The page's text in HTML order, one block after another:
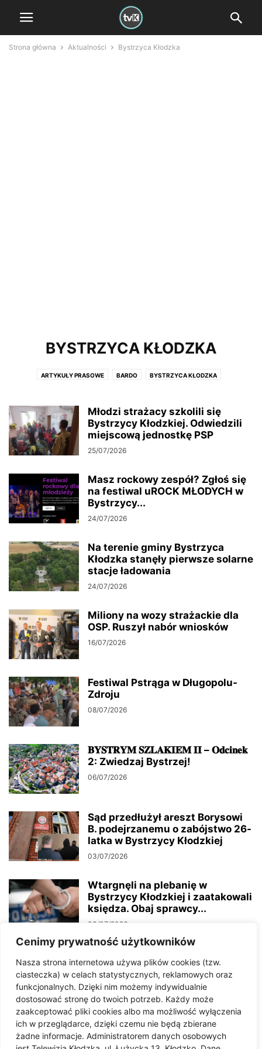
Cenimy prywatność użytkowników
Nasza strona internetowa używa plików cookies (tzw.
ciasteczka) w celach statystycznych, reklamowych oraz
funkcjonalnych. Dzięki nim możemy indywidualnie
dostosować stronę do twoich potrzeb. Każdy może
zaakceptować pliki cookies albo ma możliwość wyłączenia
ich w przeglądarce, dzięki czemu nie będą zbierane
żadne informacje. Administratorem danych osobowych
Strona główna Aktualności Bystrzyca Kłodzka
BYSTRZYCA KŁODZKA
ARTYKUŁY PRASOWE BARDO BYSTRZYCA KŁODZKA
GMINA STOSZOWICE
KUDOWA ZDRÓJ LĄDEK ZDRÓJ LEWIN KŁODZKI MIĘDZYGÓRZE
MIĘDZYLESIE NOWA RUDA POLANICA ZDRÓJ POWIAT KŁODZKI
POWÓDŹ 2024 RADKÓW
URZĄD PRACY WAŁBRZYSKA SPECJALNA STREFA EKONOMICZNA
ŻYCZENIA
Młodzi strażacy szkolili się
Bystrzycy Kłodzkiej. Odwiedzili
miejscową jednostkę PSP
25/07/2026
Masz rockowy zespół? Zgłoś się
na festiwal uROCK MŁODYCH w
Bystrzycy...
24/07/2026
Na terenie gminy Bystrzyca
Kłodzka stanęły pierwsze solarne
stacje ładowania
24/07/2026
Miliony na wozy strażackie dla
OSP. Ruszył nabór wniosków
16/07/2026
Festiwal Pstrąga w Długopolu-
Zdroju
08/07/2026
𝐁𝐘𝐒𝐓𝐑𝐘𝐌 𝐒𝐙𝐋𝐀𝐊𝐈𝐄𝐌 𝐈𝐈 – 𝐎𝐝𝐜𝐢𝐧𝐞𝐤
2: Zwiedzaj Bystrzej!
06/07/2026
Sąd przedłużył areszt Borysowi
B. podejrzanemu o zabójstwo 26-
latka w Bystrzycy Kłodzkiej
03/07/2026
Wtargnęli na plebanię w
Bystrzycy Kłodzkiej i zaatakowali
księdza. Obaj sprawcy...
03/07/2026
pod Bystrzycą Kłodzką. To może
być...
29/06/2026
„Świecimy przykładem” –
konferencja w Bystrzycy
Kłodzkiej